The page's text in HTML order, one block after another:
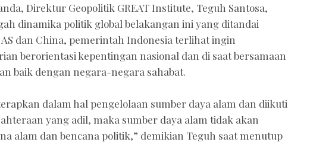
Direktur Geopolitik GREAT Institute, Teguh Santosa,
dinamika politik global belakangan ini yang ditandai
dan China, pemerintah Indonesia terlihat ingin
berorientasi kepentingan nasional dan di saat bersamaan
baik dengan negara-negara sahabat.
dalam hal pengelolaan sumber daya alam dan diikuti
yang adil, maka sumber daya alam tidak akan
alam dan bencana politik,” demikian Teguh saat menutup